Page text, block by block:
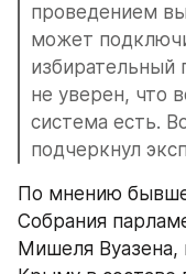
проведением
может
избирательный
не уверен, что
система есть.
подчеркнул
По мнению
Собрания
Мишеля Вуазена,